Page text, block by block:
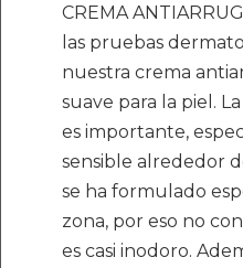
CREMA
las pruebas
nuestra crema
suave para la piel.
es importante,
sensible alrededor
se ha formulado
zona, por eso no
es casi inodoro.